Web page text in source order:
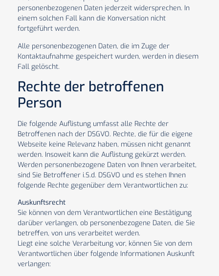
personenbezogenen Daten jederzeit widersprechen. In
einem solchen Fall kann die Konversation nicht
fortgeführt werden.
Alle personenbezogenen Daten, die im Zuge der
Kontaktaufnahme gespeichert wurden, werden in diesem
Fall gelöscht.
Rechte der betroffenen
Person
Die folgende Auflistung umfasst alle Rechte der
Betroffenen nach der DSGVO. Rechte, die für die eigene
Webseite keine Relevanz haben, müssen nicht genannt
werden. Insoweit kann die Auflistung gekürzt werden.
Werden personenbezogene Daten von Ihnen verarbeitet,
sind Sie Betroffener i.S.d. DSGVO und es stehen Ihnen
folgende Rechte gegenüber dem Verantwortlichen zu:
Auskunftsrecht
Sie können von dem Verantwortlichen eine Bestätigung
darüber verlangen, ob personenbezogene Daten, die Sie
betreffen, von uns verarbeitet werden.
Liegt eine solche Verarbeitung vor, können Sie von dem
Verantwortlichen über folgende Informationen Auskunft
verlangen: